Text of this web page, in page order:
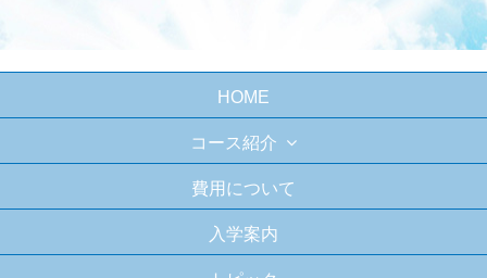
HOME
コース紹介
費用について
入学案内